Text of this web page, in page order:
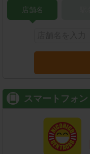
店舗名
スマートフォン